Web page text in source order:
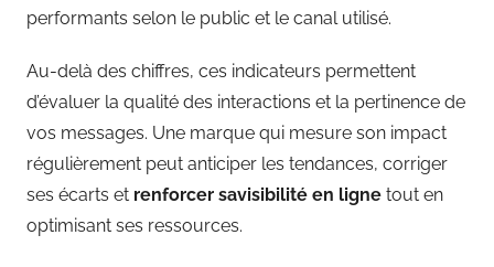
performants selon le public et le canal utilisé.
Au-delà des chiffres, ces indicateurs permettent
d’évaluer la qualité des interactions et la pertinence de
vos messages. Une marque qui mesure son impact
régulièrement peut anticiper les tendances, corriger
ses écarts et renforcer savisibilité en ligne tout en
optimisant ses ressources.